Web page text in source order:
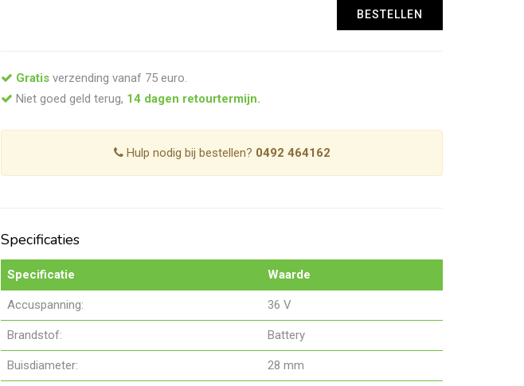
Gratis verzending vanaf 75 euro.
Niet goed geld terug, 14 dagen retourtermijn.
Hulp nodig bij bestellen? 0492 464162
Specificaties
Specificatie Waarde
Accuspanning: 36 V
Brandstof: Battery
Buisdiameter: 28 mm